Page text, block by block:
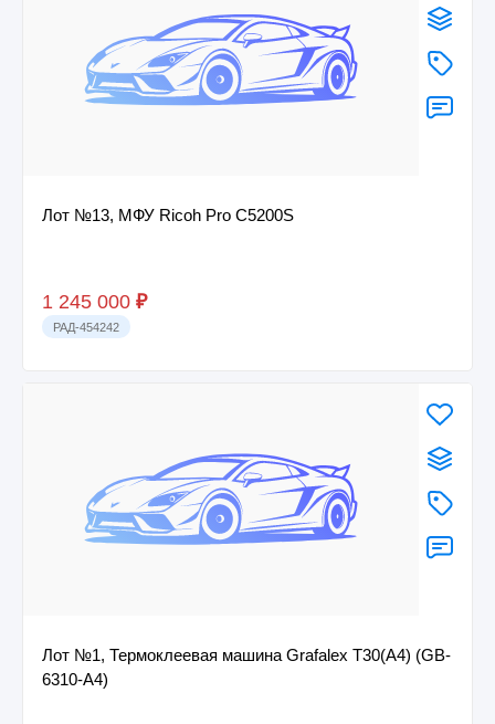
Лот №13, МФУ Ricoh Pro C5200S
1 245 000 ₽
РАД-454242
Лот №1, Термоклеевая машина Grafalex T30(A4) (GB-
6310-A4)